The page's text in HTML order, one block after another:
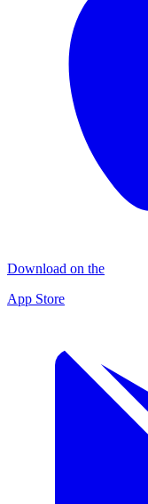
Download on the
App Store